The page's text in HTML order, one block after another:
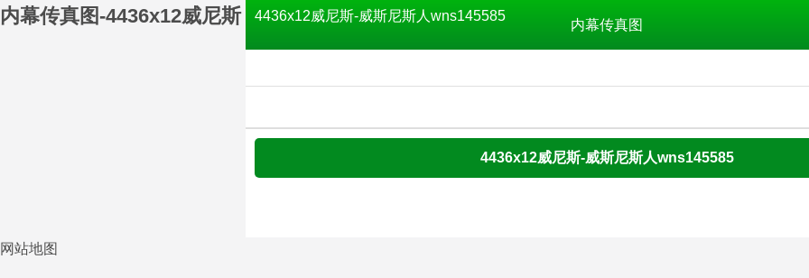
内幕传真图-4436x12威尼斯 4436x12威尼斯-威斯尼斯人wns145585
内幕传真图
4436x12威尼斯-威斯尼斯人wns145585
网站地图